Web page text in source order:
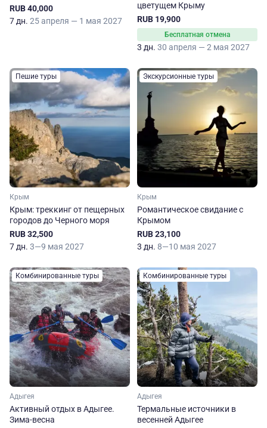
RUB 40,000
7 дн. 25 апреля — 1 мая 2027
цветущем Крыму
RUB 19,900
Бесплатная отмена
3 дн. 30 апреля — 2 мая 2027
Пешие туры
Крым
Крым: треккинг от пещерных
городов до Черного моря
RUB 32,500
7 дн. 3—9 мая 2027
Экскурсионные туры
Крым
Романтическое свидание с
Крымом
RUB 23,100
3 дн. 8—10 мая 2027
Комбинированные туры
Адыгея
Активный отдых в Адыгее.
Зима-весна
Комбинированные туры
Адыгея
Термальные источники в
весенней Адыгее